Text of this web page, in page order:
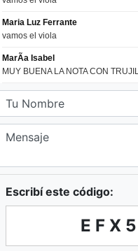
Escribí este código: